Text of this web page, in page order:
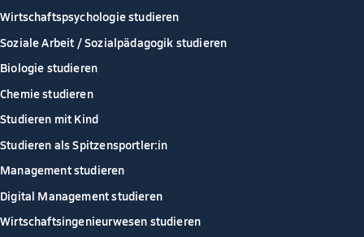
Wirtschaftspsychologie studieren
Soziale Arbeit / Sozialpädagogik studieren
Biologie studieren
Chemie studieren
Studieren mit Kind
Studieren als Spitzensportler:in
Management studieren
Digital Management studieren
Wirtschaftsingenieurwesen studieren